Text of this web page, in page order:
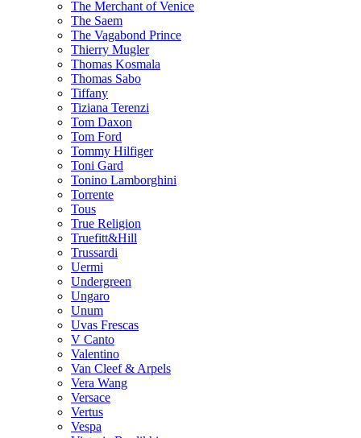
The Merchant of Venice
The Saem
The Vagabond Prince
Thierry Mugler
Thomas Kosmala
Thomas Sabo
Tiffany
Tiziana Terenzi
Tom Daxon
Tom Ford
Tommy Hilfiger
Toni Gard
Tonino Lamborghini
Torrente
Tous
True Religion
Truefitt&Hill
Trussardi
Uermi
Undergreen
Ungaro
Unum
Uvas Frescas
V Canto
Valentino
Van Cleef & Arpels
Vera Wang
Versace
Vertus
Vespa